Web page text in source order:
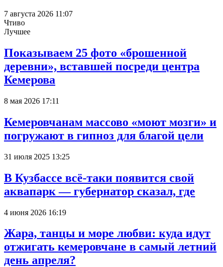
7 августа 2026 11:07
Чтиво
Лучшее
Показываем 25 фото «брошенной
деревни», вставшей посреди центра
Кемерова
8 мая 2026 17:11
Кемеровчанам массово «моют мозги» и
погружают в гипноз для благой цели
31 июля 2025 13:25
В Кузбассе всё-таки появится свой
аквапарк — губернатор сказал, где
4 июня 2026 16:19
Жара, танцы и море любви: куда идут
отжигать кемеровчане в самый летний
день апреля?